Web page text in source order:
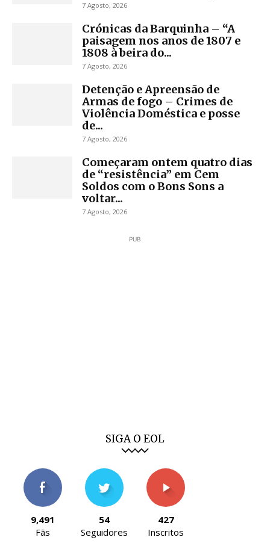
7 Agosto, 2026
Crónicas da Barquinha – “A
paisagem nos anos de 1807 e
1808 à beira do...
7 Agosto, 2026
Detenção e Apreensão de
Armas de fogo – Crimes de
Violência Doméstica e posse
de...
7 Agosto, 2026
Começaram ontem quatro dias
de “resistência” em Cem
Soldos com o Bons Sons a
voltar...
7 Agosto, 2026
PUB
SIGA O EOL
9,491
Fãs
54
Seguidores
427
Inscritos